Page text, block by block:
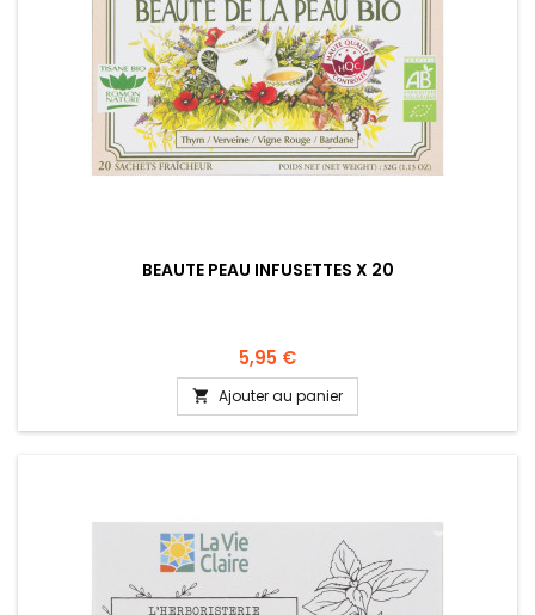
BEAUTE PEAU INFUSETTES X 20
5,95 €
 Ajouter au panier